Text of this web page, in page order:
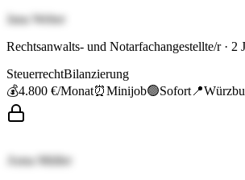
Jana Weber
Rechtsanwalts- und Notarfachangestellte/r· 2
SteuerrechtBilanzierung
💰4.800 €/Monat⏰Minijob🟢Sofort 📍
Anna Müller